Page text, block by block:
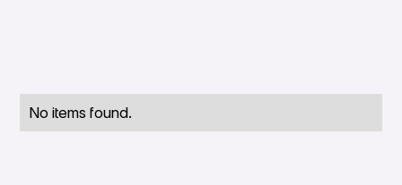
No items found.